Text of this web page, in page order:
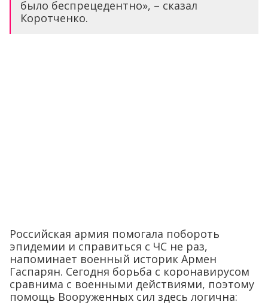
было беспрецедентно», – сказал
Коротченко.
Российская армия помогала побороть
эпидемии и справиться с ЧС не раз,
напоминает военный историк Армен
Гаспарян. Сегодня борьба с коронавирусом
сравнима с военными действиями, поэтому
помощь Вооруженных сил здесь логична: